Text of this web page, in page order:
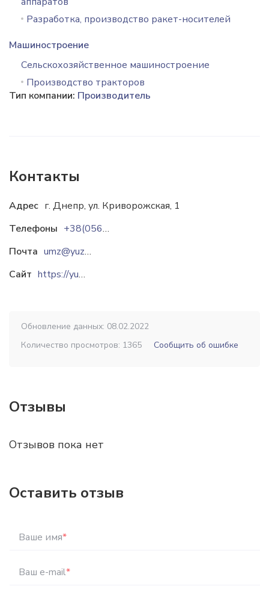
Разработка, производство ракет-носителей
Машиностроение
Сельскохозяйственное машиностроение
Производство тракторов
Тип компании: Производитель
Контакты
Адрес г. Днепр, ул. Криворожская, 1
Телефоны
+38(0562)34-40-07
Почта
umz@yuzhmash.com
Сайт
https://yuzhmash.com
Обновление данных: 08.02.2022
Количество просмотров: 1365
Сообщить об ошибке
Отзывы
Отзывов пока нет
Оставить отзыв
Ваше имя*
Ваш e-mail*